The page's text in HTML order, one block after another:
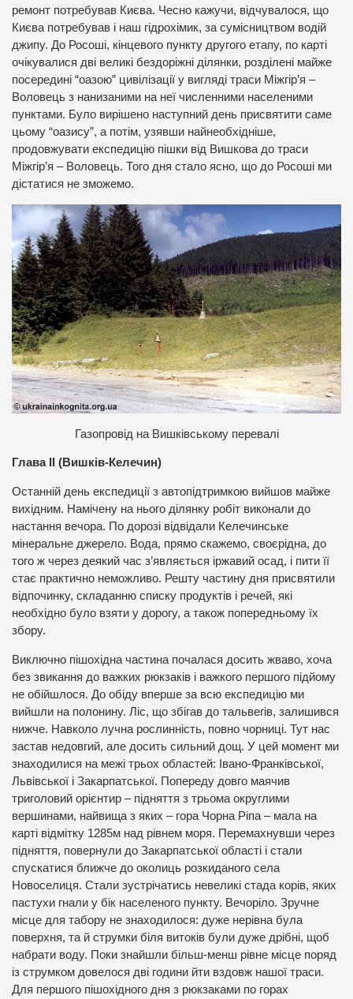
ремонт потребував Києва. Чесно кажучи, відчувалося, що
Києва потребував і наш гідрохімик, за сумісництвом водій
джипу. До Росоші, кінцевого пункту другого етапу, по карті
очікувалися дві великі бездоріжні ділянки, розділені майже
посередині “оазою” цивілізації у вигляді траси Міжгір’я –
Воловець з нанизаними на неї численними населеними
пунктами. Було вирішено наступний день присвятити саме
цьому “оазису”, а потім, узявши найнеобхідніше,
продовжувати експедицію пішки від Вишкова до траси
Міжгір’я – Воловець. Того дня стало ясно, що до Росоші ми
дістатися не зможемо.
Газопровід на Вишківському перевалі
Глава ІІ (Вишків-Келечин)
Останній день експедиції з автопідтримкою вийшов майже
вихідним. Намічену на нього ділянку робіт виконали до
настання вечора. По дорозі відвідали Келечинське
мінеральне джерело. Вода, прямо скажемо, своєрідна, до
того ж через деякий час з’являється іржавий осад, і пити її
стає практично неможливо. Решту частину дня присвятили
відпочинку, складанню списку продуктів і речей, які
необхідно було взяти у дорогу, а також попередньому їх
збору.
Виключно пішохідна частина почалася досить жваво, хоча
без звикання до важких рюкзаків і важкого першого підйому
не обійшлося. До обіду вперше за всю експедицію ми
вийшли на полонину. Ліс, що збігав до тальвегів, залишився
нижче. Навколо лучна рослинність, повно чорниці. Тут нас
застав недовгий, але досить сильний дощ. У цей момент ми
знаходилися на межі трьох областей: Івано-Франківської,
Львівської і Закарпатської. Попереду довго маячив
триголовий орієнтир – підняття з трьома округлими
вершинами, найвища з яких – гора Чорна Ріпа – мала на
карті відмітку 1285м над рівнем моря. Перемахнувши через
підняття, повернули до Закарпатської області і стали
спускатися ближче до околиць розкиданого села
Новоселиця. Стали зустрічатись невеликі стада корів, яких
пастухи гнали у бік населеного пункту. Вечоріло. Зручне
місце для табору не знаходилося: дуже нерівна була
поверхня, та й струмки біля витоків були дуже дрібні, щоб
набрати воду. Поки знайшли більш-менш рівне місце поряд
із струмком довелося дві години йти вздовж нашої траси.
Для першого пішохідного дня з рюкзаками по горах